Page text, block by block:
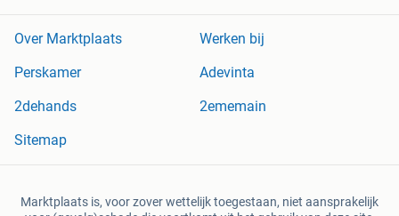
Over Marktplaats
Werken bij
Perskamer
Adevinta
2dehands
2ememain
Sitemap
Marktplaats is, voor zover wettelijk toegestaan, niet aansprakelijk